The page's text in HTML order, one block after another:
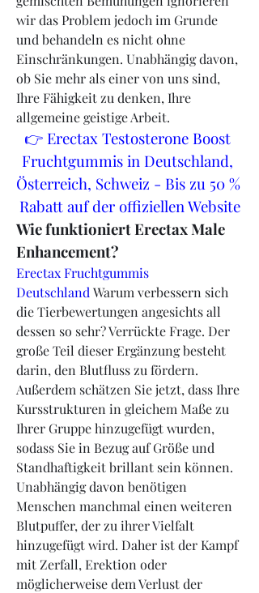
wir das Problem jedoch im Grunde
und behandeln es nicht ohne
Einschränkungen. Unabhängig davon,
ob Sie mehr als einer von uns sind,
Ihre Fähigkeit zu denken, Ihre
allgemeine geistige Arbeit.
👉 Erectax Testosterone Boost
Fruchtgummis in Deutschland,
Österreich, Schweiz - Bis zu 50 %
Rabatt auf der offiziellen Website
Wie funktioniert Erectax Male
Enhancement?
Erectax Fruchtgummis
Deutschland Warum verbessern sich
die Tierbewertungen angesichts all
dessen so sehr? Verrückte Frage. Der
große Teil dieser Ergänzung besteht
darin, den Blutfluss zu fördern.
Außerdem schätzen Sie jetzt, dass Ihre
Kursstrukturen in gleichem Maße zu
Ihrer Gruppe hinzugefügt wurden,
sodass Sie in Bezug auf Größe und
Standhaftigkeit brillant sein können.
Unabhängig davon benötigen
Menschen manchmal einen weiteren
Blutpuffer, der zu ihrer Vielfalt
hinzugefügt wird. Daher ist der Kampf
mit Zerfall, Erektion oder
möglicherweise dem Verlust der